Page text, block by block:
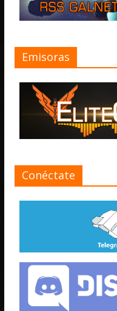
Emisoras
Conéctate